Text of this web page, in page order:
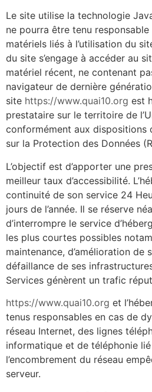
Le site utilise la technologie
ne pourra être tenu
matériels liés à l’utilisation du
du site s’engage à accéder au
matériel récent, ne contenant
navigateur de dernière
site https://www.quai10.org est
prestataire sur le territoire de
conformément aux dispositions
sur la Protection des Données
L’objectif est d’apporter une
meilleur taux d’accessibilité.
continuité de son service 24
jours de l’année. Il se réserve
d’interrompre le service
les plus courtes possibles
maintenance, d’amélioration de
défaillance de ses
Services génèrent un trafic
https://www.quai10.org et
tenus responsables en cas de
réseau Internet, des lignes
informatique et de téléphonie
l’encombrement du réseau
serveur.